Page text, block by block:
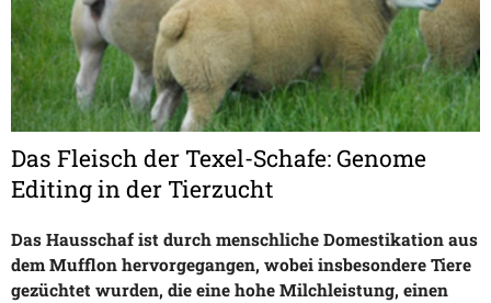
Das Fleisch der Texel-Schafe: Genome
Editing in der Tierzucht
Das Hausschaf ist durch menschliche Domestikation aus
dem Mufflon hervorgegangen, wobei insbesondere Tiere
gezüchtet wurden, die eine hohe Milchleistung, einen